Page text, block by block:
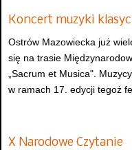
Koncert muzyki
Ostrów Mazowiecka już
się na trasie
„Sacrum et Musica".
w ramach 17. edycji tegoż
X Narodowe Czytanie